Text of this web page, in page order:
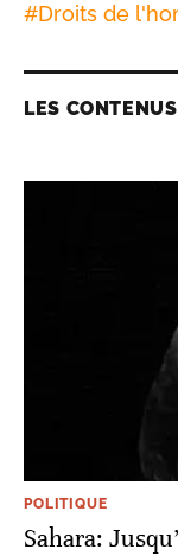
#Droits de
LES
POLITIQUE
Sahara: